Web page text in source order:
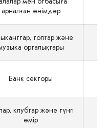
арналған өнімдер
топтар және
орталықтары
Банк секторы
клубтар және түнгі
өмір